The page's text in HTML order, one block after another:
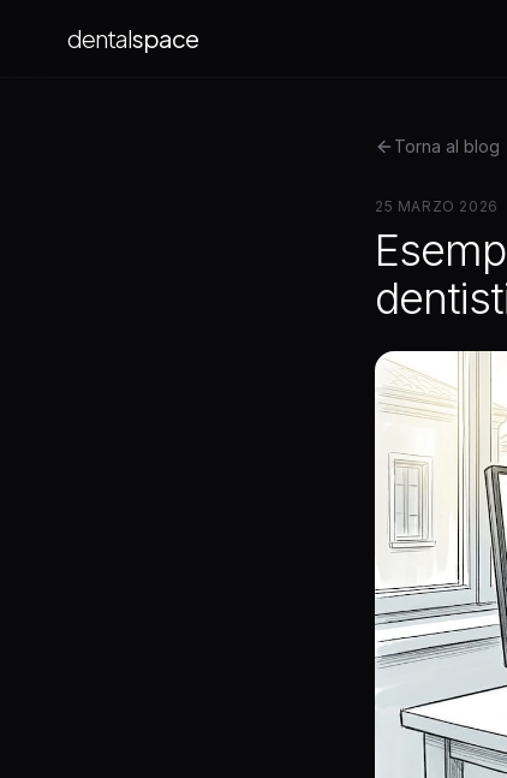
dentalspace
Torna al blog
25 MARZO 2026